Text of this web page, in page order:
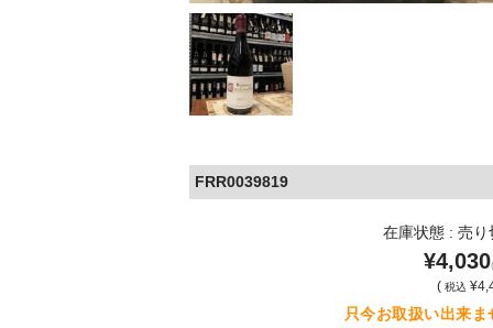
FRR0039819
在庫状態 : 売り
¥4,030
( 税込
只今お取扱い出来ま